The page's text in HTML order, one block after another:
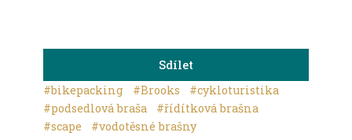
Sdílet
#bikepacking
#Brooks
#cykloturistika
#podsedlová braša
#řídítková brašna
#scape
#vodotěsné brašny